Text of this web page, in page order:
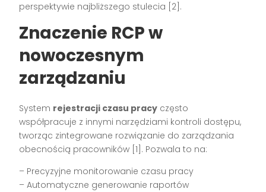
perspektywie najbliższego stulecia [2].
Znaczenie RCP w
nowoczesnym
zarządzaniu
System rejestracji czasu pracy często
współpracuje z innymi narzędziami kontroli dostępu,
tworząc zintegrowane rozwiązanie do zarządzania
obecnością pracowników [1]. Pozwala to na:
– Precyzyjne monitorowanie czasu pracy
– Automatyczne generowanie raportów